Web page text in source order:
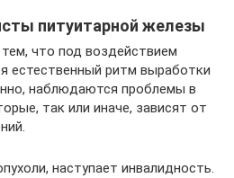
питуитарной железы
что под воздействием
естественный ритм выработки
наблюдаются проблемы в
так или иначе, зависят от
наступает инвалидность.